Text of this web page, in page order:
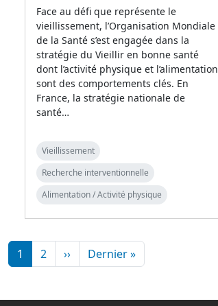
Face au défi que représente le
vieillissement, l’Organisation Mondiale
de la Santé s’est engagée dans la
stratégie du Vieillir en bonne santé
dont l’activité physique et l’alimentation
sont des comportements clés. En
France, la stratégie nationale de
santé…
Vieillissement
Recherche interventionnelle
Alimentation / Activité physique
Pagination
1 2 ››Page suivante
Dernier »Dernière page